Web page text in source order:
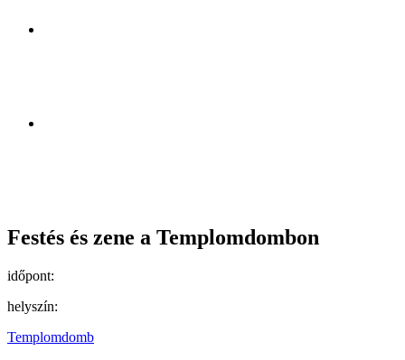
Festés és zene a Templomdombon
időpont:
helyszín:
Templomdomb